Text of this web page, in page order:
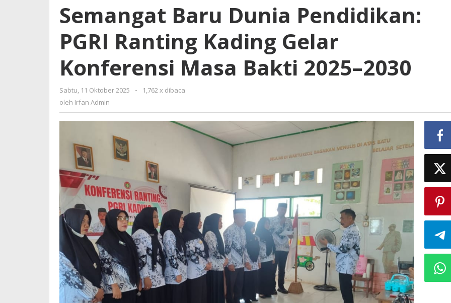
Pendidikan:
PGRI
Ranting
Kading
Konferensi
Masa
Bakti
Semangat Baru Dunia Pendidikan:
PGRI Ranting Kading Gelar
Konferensi Masa Bakti 2025–2030
Sabtu, 11 Oktober 2025
oleh
-
1,762 x dibaca
oleh Irfan Admin